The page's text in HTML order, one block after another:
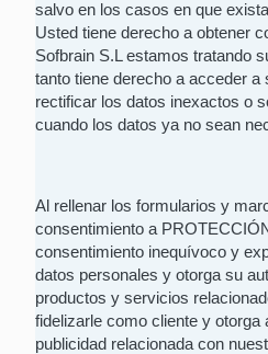
salvo en los casos en que
Usted tiene derecho a obtener
Sofbrain S.L estamos tratando
tanto tiene derecho a acceder a
rectificar los datos inexactos o
cuando los datos ya no sean
Al rellenar los formularios y
consentimiento a
consentimiento inequívoco y
datos personales y otorga su
productos y servicios
fidelizarle como cliente y otorga
publicidad relacionada con